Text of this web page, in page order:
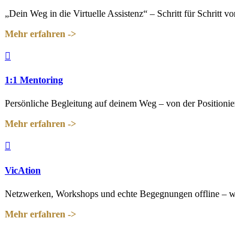
„Dein Weg in die Virtuelle Assistenz“ – Schritt für Schritt
Mehr erfahren ->

1:1 Mentoring
Persönliche Begleitung auf deinem Weg – von der
Mehr erfahren ->

VicAtion
Netzwerken, Workshops und echte Begegnungen offline –
Mehr erfahren ->